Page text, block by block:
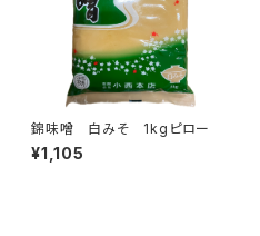
錦味噌 白みそ 1kgピロー
¥1,105